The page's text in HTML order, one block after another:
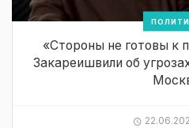
«Стороны не готовы к
Закареишвили об